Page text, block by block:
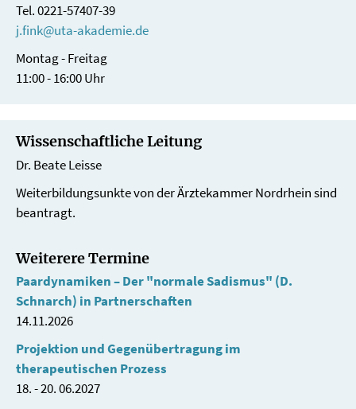
Tel. 0221-57407-39
j.fink@uta-akademie.de
Montag - Freitag
11:00 - 16:00 Uhr
Wissenschaftliche Leitung
Dr. Beate Leisse
Weiterbildungsunkte von der Ärztekammer Nordrhein sind
beantragt.
Weiterere Termine
Paardynamiken – Der "normale Sadismus" (D.
Schnarch) in Partnerschaften
14.11.2026
Projektion und Gegenübertragung im
therapeutischen Prozess
18. - 20. 06.2027